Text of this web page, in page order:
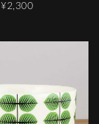
¥2,300